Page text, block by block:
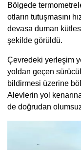
Bölgede
otların tutuşmasını
devasa duman
şekilde görüldü.
Çevredeki yerleşim
yoldan geçen
bildirmesi üzerine
Alevlerin yol
de doğrudan